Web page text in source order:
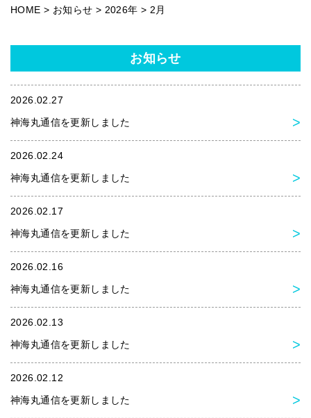
HOME > お知らせ > 2026年 > 2月
お知らせ
2026.02.27
神海丸通信を更新しました
2026.02.24
神海丸通信を更新しました
2026.02.17
神海丸通信を更新しました
2026.02.16
神海丸通信を更新しました
2026.02.13
神海丸通信を更新しました
2026.02.12
神海丸通信を更新しました